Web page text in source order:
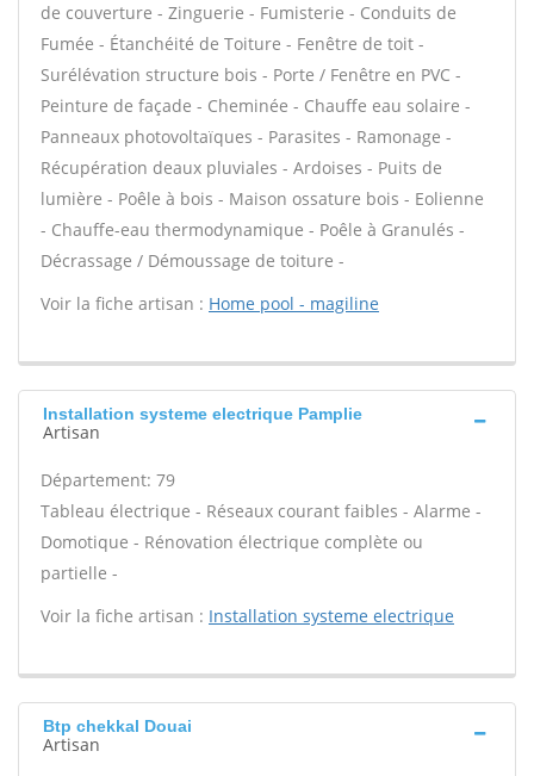
de couverture - Zinguerie - Fumisterie - Conduits de
Fumée - Étanchéité de Toiture - Fenêtre de toit -
Surélévation structure bois - Porte / Fenêtre en PVC -
Peinture de façade - Cheminée - Chauffe eau solaire -
Panneaux photovoltaïques - Parasites - Ramonage -
Récupération deaux pluviales - Ardoises - Puits de
lumière - Poêle à bois - Maison ossature bois - Eolienne
- Chauffe-eau thermodynamique - Poêle à Granulés -
Décrassage / Démoussage de toiture -
Voir la fiche artisan : Home pool - magiline
Installation systeme electrique Pamplie
Artisan
Département: 79
Tableau électrique - Réseaux courant faibles - Alarme -
Domotique - Rénovation électrique complète ou
partielle -
Voir la fiche artisan : Installation systeme electrique
Btp chekkal Douai
Artisan